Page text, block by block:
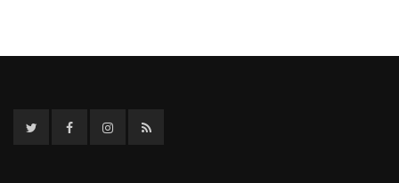
Twitter FacebookInstagram
RSS